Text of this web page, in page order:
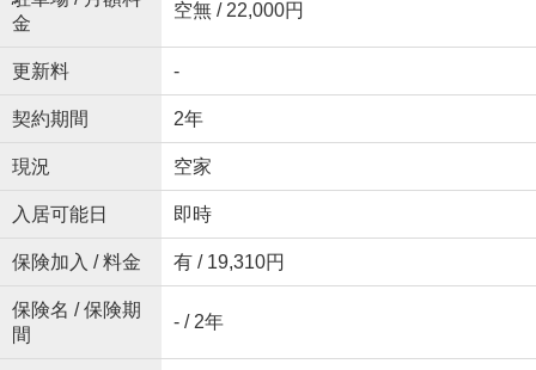
金
空無 / 22,000円
更新料 -
契約期間 2年
現況 空家
入居可能日 即時
保険加入 / 料金 有 / 19,310円
保険名 / 保険期
間
- / 2年